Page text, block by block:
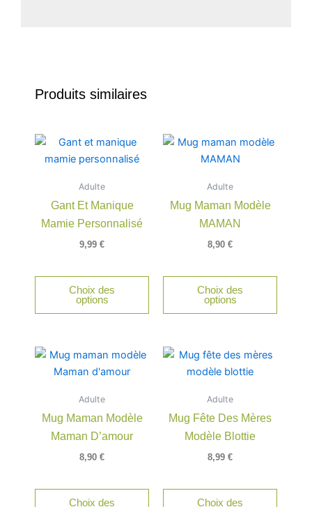
Produits similaires
Adulte
Gant Et Manique
Mamie Personnalisé
9,99 €
Choix des
options
Adulte
Mug Maman Modèle
MAMAN
8,90 €
Choix des
options
Adulte
Mug Maman Modèle
Maman D’amour
8,90 €
Choix des
Adulte
Mug Fête Des Mères
Modèle Blottie
8,99 €
Choix des